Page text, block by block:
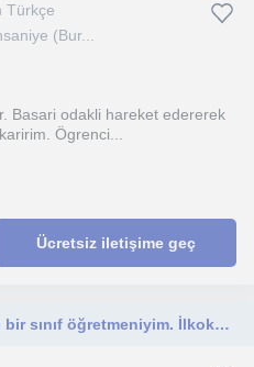
Türkçe
(Bur...
Basari odakli hareket edererek
Ögrenci...
Ücretsiz iletişime geç
Çocukları ve öğretmeyi seven bir sınıf öğretmeniyim. İlkokul tüm derslerde özel ders verebilirim.